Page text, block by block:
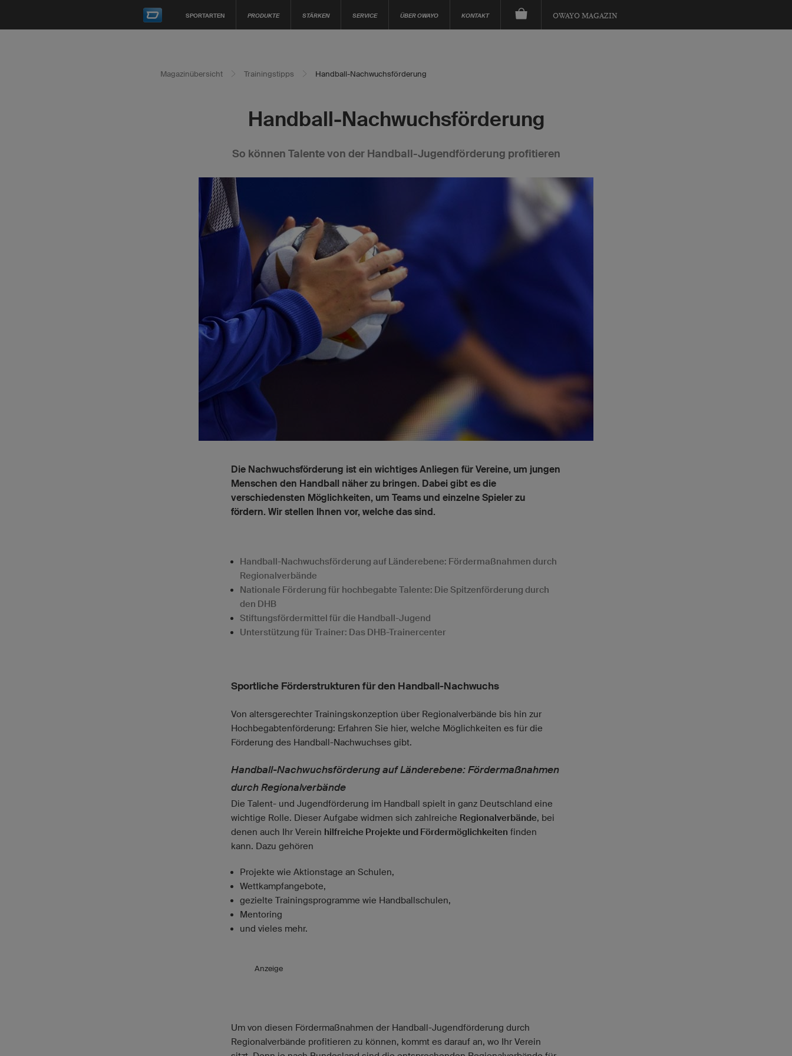
SPORTARTEN PRODUKTE STÄRKEN SERVICE ÜBER OWAYO KONTAKT OWAYO MAGAZIN
Magazinübersicht Trainingstipps Handball-Nachwuchsförderung
Handball-Nachwuchsförderung
So können Talente von der Handball-Jugendförderung profitieren
Die Nachwuchsförderung ist ein wichtiges Anliegen für Vereine, um jungen
Menschen den Handball näher zu bringen. Dabei gibt es die
verschiedensten Möglichkeiten, um Teams und einzelne Spieler zu
fördern. Wir stellen Ihnen vor, welche das sind.
Handball-Nachwuchsförderung auf Länderebene: Fördermaßnahmen durch
Regionalverbände
Nationale Förderung für hochbegabte Talente: Die Spitzenförderung durch
den DHB
Stiftungsfördermittel für die Handball-Jugend
Unterstützung für Trainer: Das DHB-Trainercenter
Sportliche Förderstrukturen für den Handball-Nachwuchs
Von altersgerechter Trainingskonzeption über Regionalverbände bis hin zur
Hochbegabtenförderung: Erfahren Sie hier, welche Möglichkeiten es für die
Förderung des Handball-Nachwuchses gibt.
Handball-Nachwuchsförderung auf Länderebene: Fördermaßnahmen
durch Regionalverbände
Die Talent- und Jugendförderung im Handball spielt in ganz Deutschland eine
wichtige Rolle. Dieser Aufgabe widmen sich zahlreiche Regionalverbände, bei
denen auch Ihr Verein hilfreiche Projekte und Fördermöglichkeiten finden
kann. Dazu gehören
Projekte wie Aktionstage an Schulen,
Wettkampfangebote,
gezielte Trainingsprogramme wie Handballschulen,
Mentoring
und vieles mehr.
Anzeige
Um von diesen Fördermaßnahmen der Handball-Jugendförderung durch
Regionalverbände profitieren zu können, kommt es darauf an, wo Ihr Verein